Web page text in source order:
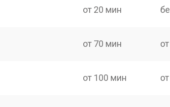
от 20 мин
от 70 мин
от 100 мин